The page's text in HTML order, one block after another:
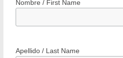
Nombre / First Name
Apellido / Last Name